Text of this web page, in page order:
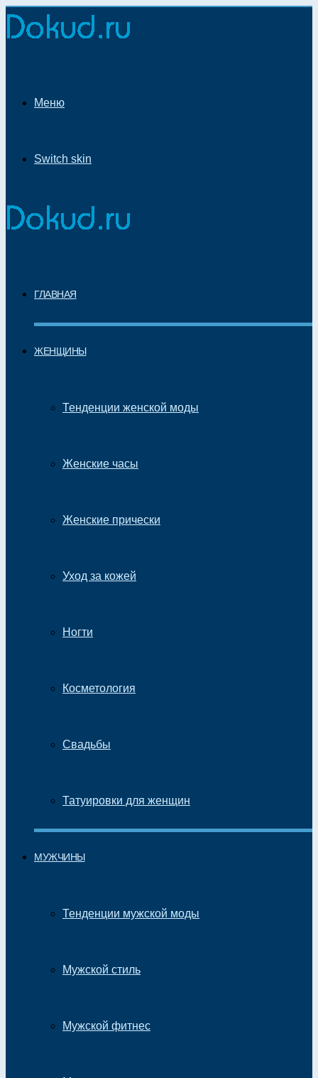
Меню
Switch skin
ГЛАВНАЯ
ЖЕНЩИНЫ
Тенденции женской моды
Женские часы
Женские прически
Уход за кожей
Ногти
Косметология
Свадьбы
Татуировки для женщин
МУЖЧИНЫ
Тенденции мужской моды
Мужской стиль
Мужской фитнес